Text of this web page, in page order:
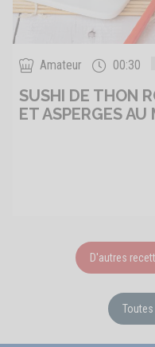
Amateur 00:30
SUSHI DE THON
ET ASPERGES AU
D'autres